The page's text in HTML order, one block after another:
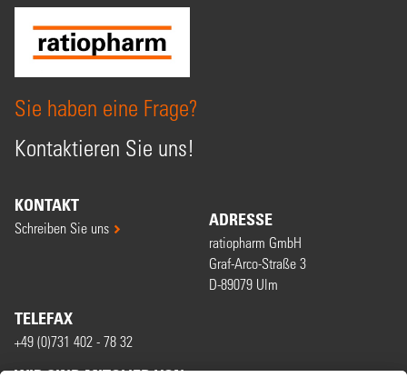
Sie haben eine Frage?
Kontaktieren Sie uns!
KONTAKT
Schreiben Sie uns ADRESSE
ratiopharm GmbH
Graf-Arco-Straße 3
D-89079 Ulm
TELEFAX
+49 (0)731 402 - 78 32
WIR SIND MITGLIED VON